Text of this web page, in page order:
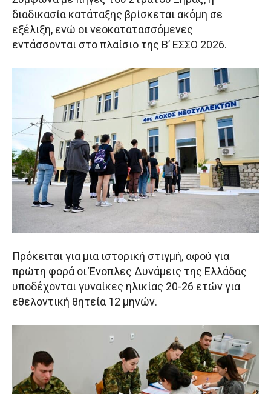
διαδικασία κατάταξης βρίσκεται ακόμη σε
εξέλιξη, ενώ οι νεοκατατασσόμενες
εντάσσονται στο πλαίσιο της Β’ ΕΣΣΟ 2026.
Πρόκειται για μια ιστορική στιγμή, αφού για
πρώτη φορά οι Ένοπλες Δυνάμεις της Ελλάδας
υποδέχονται γυναίκες ηλικίας 20-26 ετών για
εθελοντική θητεία 12 μηνών.